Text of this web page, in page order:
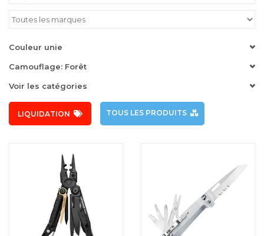
Couleur unie
Camouflage: Forêt
Voir les catégories
LIQUIDATION TOUS LES PRODUITS